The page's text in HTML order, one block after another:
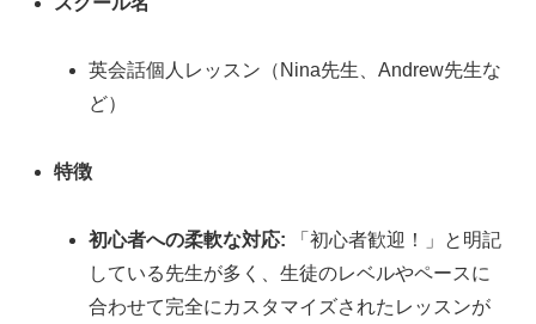
英会話個人レッスン（Nina先生、Andrew先生な
ど）
特徴
初心者への柔軟な対応: 「初心者歓迎！」と明記
している先生が多く、生徒のレベルやペースに
合わせて完全にカスタマイズされたレッスンが